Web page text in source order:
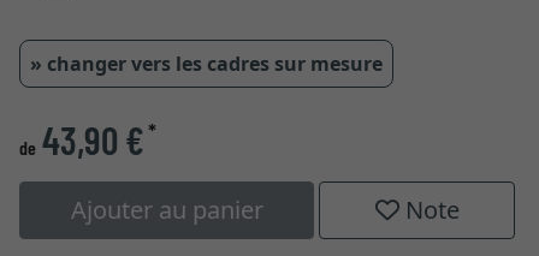
» changer vers les cadres sur mesure
de 43,90 €*
Ajouter au panier Note